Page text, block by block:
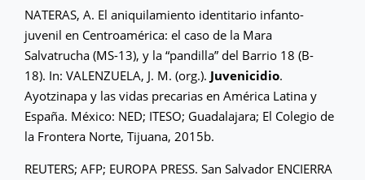
NATERAS, A. El aniquilamiento identitario infanto-
juvenil en Centroamérica: el caso de la Mara
Salvatrucha (MS-13), y la “pandilla” del Barrio 18 (B-
18). In: VALENZUELA, J. M. (org.). Juvenicidio.
Ayotzinapa y las vidas precarias en América Latina y
España. México: NED; ITESO; Guadalajara; El Colegio de
la Frontera Norte, Tijuana, 2015b.
REUTERS; AFP; EUROPA PRESS. San Salvador ENCIERRA